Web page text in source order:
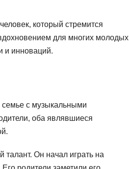
который стремится
для многих молодых
и инноваций.
семье с музыкальными
оба являвшиеся
Он начал играть на